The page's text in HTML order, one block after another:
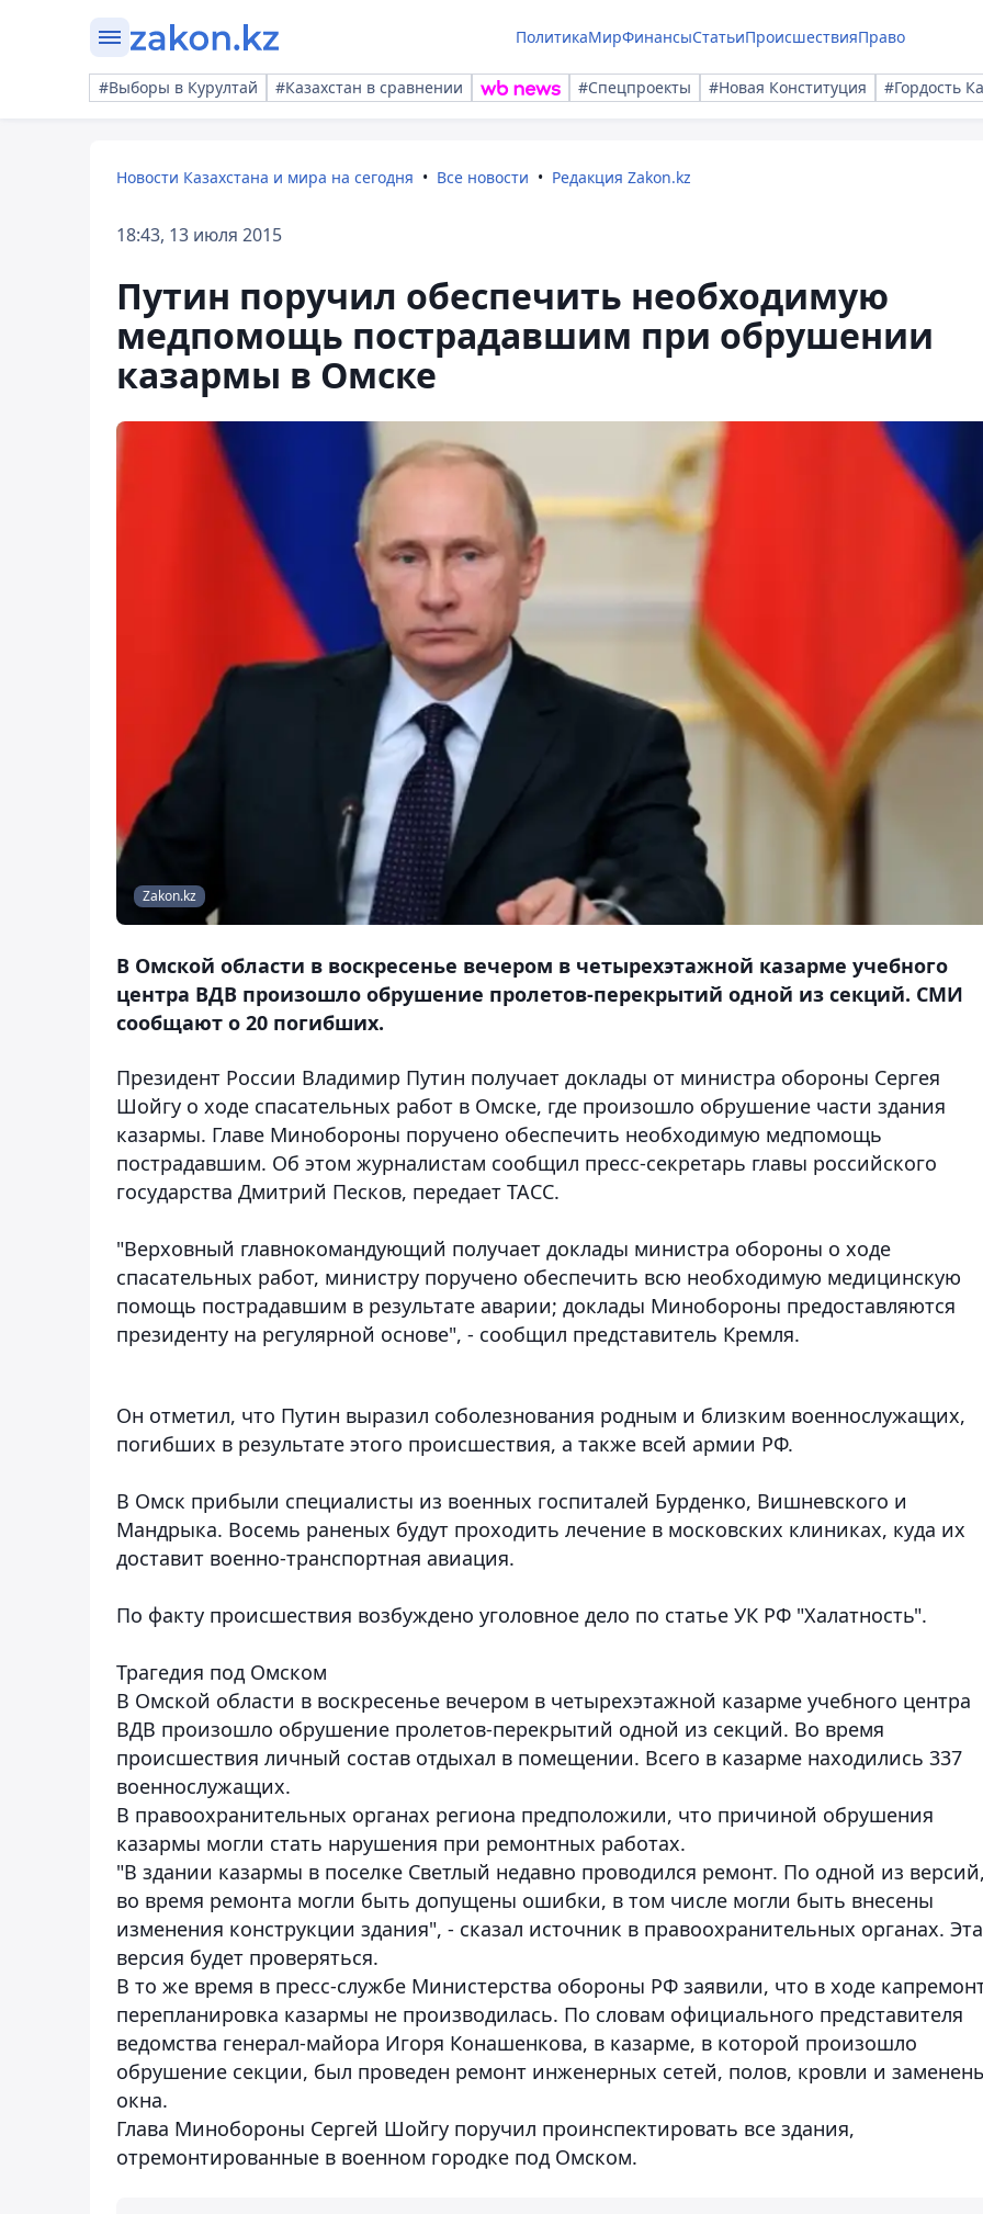
ПолитикаМирФинансыСтатьиПроисшествияПраво
#Выборы в Курултай #Казахстан в сравнении #Спецпроекты #Новая Конституция #Гордость
Новости Казахстана и мира на сегодня Все новости Редакция Zakon.kz
18:43, 13 июля 2015
Путин поручил обеспечить необходимую
медпомощь пострадавшим при обрушении
казармы в Омске
Zakon.kz
В Омской области в воскресенье вечером в четырехэтажной казарме учебного
центра ВДВ произошло обрушение пролетов-перекрытий одной из секций. СМИ
сообщают о 20 погибших.
Президент России Владимир Путин получает доклады от министра обороны Сергея
Шойгу о ходе спасательных работ в Омске, где произошло обрушение части здания
казармы. Главе Минобороны поручено обеспечить необходимую медпомощь
пострадавшим. Об этом журналистам сообщил пресс-секретарь главы российского
государства Дмитрий Песков, передает ТАСС.
"Верховный главнокомандующий получает доклады министра обороны о ходе
спасательных работ, министру поручено обеспечить всю необходимую медицинскую
помощь пострадавшим в результате аварии; доклады Минобороны предоставляются
президенту на регулярной основе", - сообщил представитель Кремля.
Он отметил, что Путин выразил соболезнования родным и близким военнослужащих,
погибших в результате этого происшествия, а также всей армии РФ.
В Омск прибыли специалисты из военных госпиталей Бурденко, Вишневского и
Мандрыка. Восемь раненых будут проходить лечение в московских клиниках, куда их
доставит военно-транспортная авиация.
По факту происшествия возбуждено уголовное дело по статье УК РФ "Халатность".
Трагедия под Омском
В Омской области в воскресенье вечером в четырехэтажной казарме учебного центра
ВДВ произошло обрушение пролетов-перекрытий одной из секций. Во время
происшествия личный состав отдыхал в помещении. Всего в казарме находились 337
военнослужащих.
В правоохранительных органах региона предположили, что причиной обрушения
казармы могли стать нарушения при ремонтных работах.
"В здании казармы в поселке Светлый недавно проводился ремонт. По одной из
во время ремонта могли быть допущены ошибки, в том числе могли быть внесены
изменения конструкции здания", - сказал источник в правоохранительных органах. Эта
версия будет проверяться.
В то же время в пресс-службе Министерства обороны РФ заявили, что в ходе
перепланировка казармы не производилась. По словам официального представителя
ведомства генерал-майора Игоря Конашенкова, в казарме, в которой произошло
обрушение секции, был проведен ремонт инженерных сетей, полов, кровли и
окна.
Глава Минобороны Сергей Шойгу поручил проинспектировать все здания,
отремонтированные в военном городке под Омском.